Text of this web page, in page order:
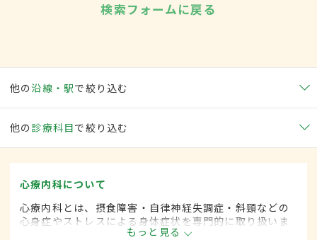
検索フォームに戻る
他の沿線・駅で絞り込む
他の 診療科目で絞り込む
心療内科について
心療内科とは、摂食障害・自律神経失調症・斜頸などの
心身症やストレスによる身体症状を専門的に取り扱いま
もっと見る